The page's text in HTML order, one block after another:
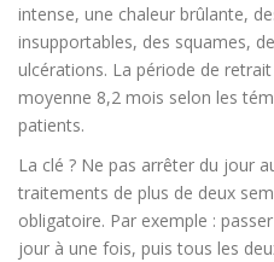
intense, une chaleur brûlante,
insupportables, des squames,
ulcérations. La période de
moyenne 8,2 mois selon les
patients.
La clé ? Ne pas arrêter du jour
traitements de plus de deux
obligatoire. Par exemple :
jour à une fois, puis tous les